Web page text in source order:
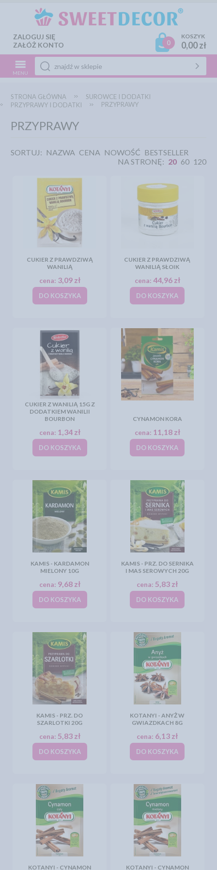
ZALOGUJ SIĘ
ZAŁÓŻ KONTO
0
KOSZYK
0,00 zł
MENU
STRONA GŁÓWNA
SUROWCE I DODATKI
PRZYPRAWY I DODATKI
PRZYPRAWY
PRZYPRAWY
SORTUJ: NAZWA CENA NOWOŚĆ BESTSELLER
NA STRONĘ: 20 60 120
CUKIER Z PRAWDZIWĄ
WANILIĄ
cena: 3,09 zł
DO KOSZYKA
CUKIER Z PRAWDZIWĄ
WANILIĄ SŁOIK
cena: 44,96 zł
DO KOSZYKA
CUKIER Z WANILIĄ 15G Z
DODATKIEM WANILII
BOURBON
cena: 1,34 zł
DO KOSZYKA
CYNAMON KORA
cena: 11,18 zł
DO KOSZYKA
KAMIS - KARDAMON
MIELONY 10G
cena: 9,68 zł
DO KOSZYKA
KAMIS - PRZ. DO SERNIKA
I MAS SEROWYCH 20G
cena:5,83 zł
DO KOSZYKA
KAMIS - PRZ. DO
SZARLOTKI 20G
cena: 5,83 zł
DO KOSZYKA
KOTANYI - ANYŻ W
GWIAZDKACH 8G
cena: 6,13 zł
DO KOSZYKA
KOTANYI - CYNAMON KOTANYI - CYNAMON